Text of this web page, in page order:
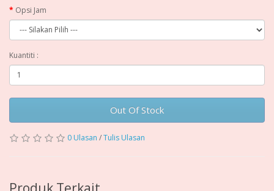
Opsi Jam
Kuantiti :
Out Of Stock
0 Ulasan /Tulis Ulasan